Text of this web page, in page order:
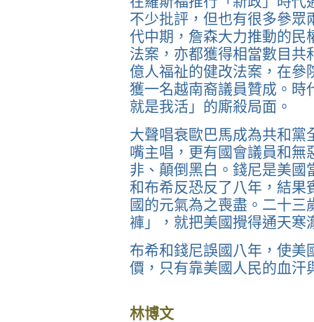
不少批評，但也有很多參
代中期，詹森大力推動的民
法案，亦都獲得相當數目共
億人福祉的健改法案，在參
獲一名越南裔議員贊成。時
就是我活」的廝殺局面。
大聲唱衰歐巴馬成為共和黨
嘴主唱，更有國會議員和無
非、顛倒黑白。錢尼是美國
和布希反恐反了八年，結果
國的元氣為之喪盡。二十
褲」，就把美國攪得通天寒
布希和錢尼誤國八年，使美
價，只有靠美國人民的血汗
林博文